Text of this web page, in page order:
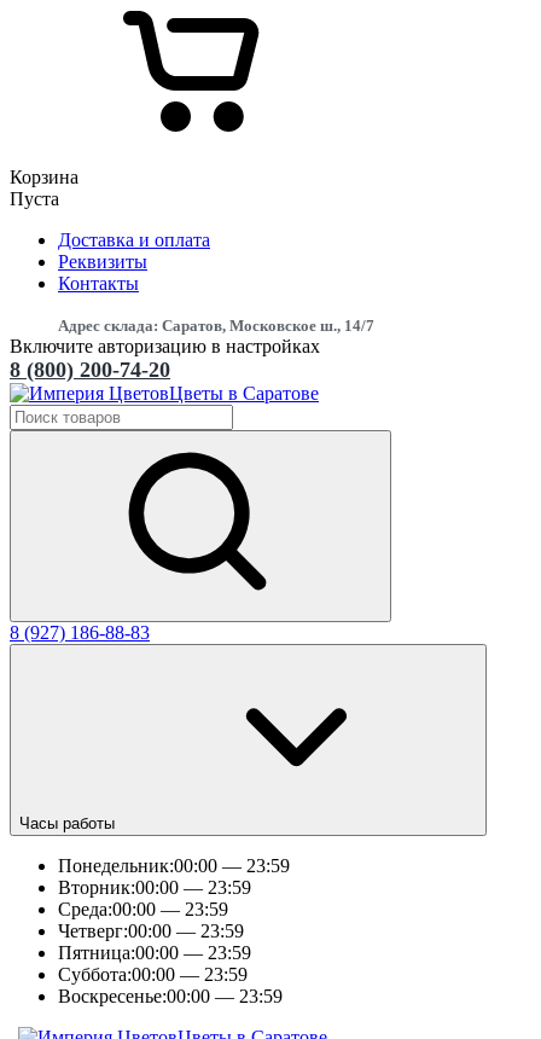
Корзина
Пуста
Доставка и оплата
Реквизиты
Контакты
Адрес склада: Саратов, Московское ш., 14/7
Включите авторизацию в настройках
8 (800) 200-74-20
Цветы в Саратове
8 (927) 186-88-83
Часы работы
Понедельник:00:00 — 23:59
Вторник:00:00 — 23:59
Среда:00:00 — 23:59
Четверг:00:00 — 23:59
Пятница:00:00 — 23:59
Суббота:00:00 — 23:59
Воскресенье:00:00 — 23:59